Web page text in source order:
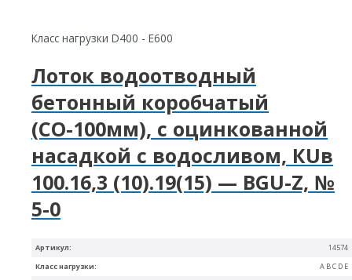
Артикул: 14574
Класс нагрузки: A B C D E
Класс нагрузки D400 - E600
Лоток водоотводный
бетонный коробчатый
(СО-100мм), с оцинкованной
насадкой с водосливом, КUв
100.16,3 (10).19(15) — BGU-Z, №
5-0